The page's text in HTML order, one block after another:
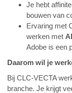
Je hebt
bouwen van
Ervaring met
werken met
Adobe is een
Daarom wil je
Bij CLC-VECTA
branche. Je krijgt